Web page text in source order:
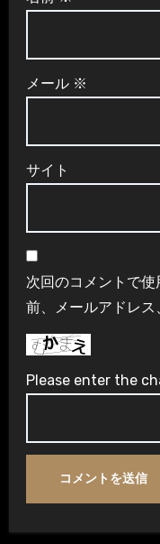
メール ※
サイト
次回のコメントで
前、メールアドレス
Please enter the